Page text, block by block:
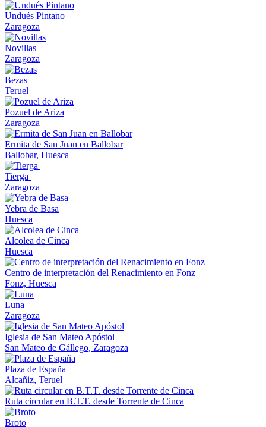
Undués Pintano
Zaragoza
Novillas
Zaragoza
Bezas
Teruel
Pozuel de Ariza
Zaragoza
Ermita de San Juan en Ballobar
Ballobar, Huesca
Tierga
Zaragoza
Yebra de Basa
Huesca
Alcolea de Cinca
Huesca
Centro de interpretación del Renacimiento en Fonz
Fonz, Huesca
Luna
Zaragoza
Iglesia de San Mateo Apóstol
San Mateo de Gállego, Zaragoza
Plaza de España
Alcañiz, Teruel
Ruta circular en B.T.T. desde Torrente de Cinca
Broto